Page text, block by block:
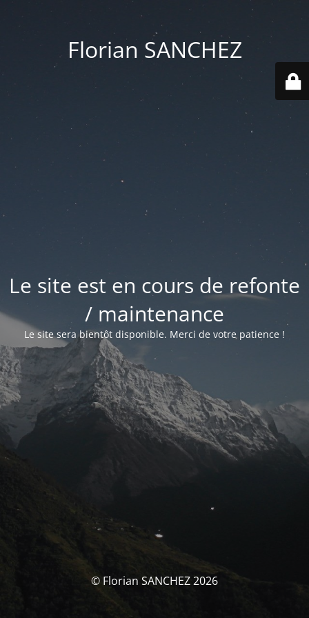
Florian SANCHEZ
Le site est en cours de refonte
/ maintenance
Le site sera bientôt disponible. Merci de votre patience !
© Florian SANCHEZ 2026